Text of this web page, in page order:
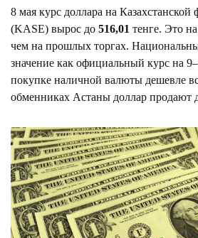
8 мая курс доллара на
(KASE) вырос до 516,01 тенге. Это на
чем на прошлых торгах.
значение как официальный курс на
покупке наличной валюты дешевле
обменниках Астаны доллар продают